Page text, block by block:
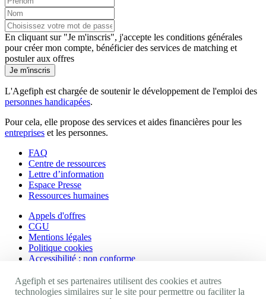
En cliquant sur "Je m'inscris", j'accepte les conditions générales
pour créer mon compte, bénéficier des services de matching et
postuler aux offres
Je m'inscris
L'Agefiph est chargée de soutenir le développement de l'emploi des
personnes handicapées.
Pour cela, elle propose des services et aides financières pour les
entreprises et les personnes.
FAQ
Centre de ressources
Lettre d’information
Espace Presse
Ressources humaines
Appels d'offres
CGU
Mentions légales
Politique cookies
Accessibilité : non conforme
Nos autres sites
Agefiph et ses partenaires utilisent des cookies et autres
technologies similaires sur le site pour permettre ou faciliter la